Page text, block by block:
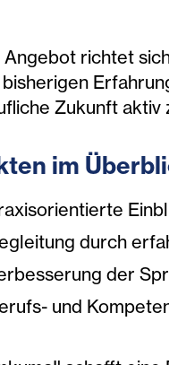
Angebot richtet
Zukunft aktiv
im
durch
der
und